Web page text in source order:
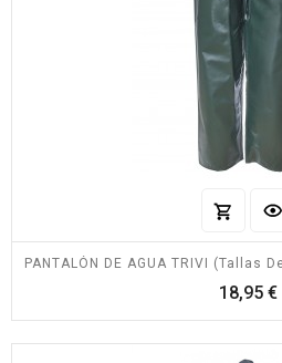
PANTALÓN DE AGUA TRIVI (Tallas
18,95 €